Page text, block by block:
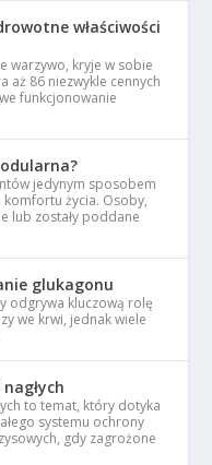
właściwości
warzywo, kryje w sobie
aż 86 niezwykle cennych
funkcjonowanie
jedynym sposobem
komfortu życia. Osoby,
lub zostały poddane
glukagonu
odgrywa kluczową rolę
we krwi, jednak wiele
to temat, który dotyka
systemu ochrony
gdy zagrożone